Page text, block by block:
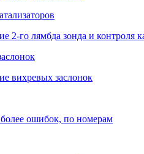
2-го лямбда зонда и контроля
вихревых заслонок
ошибок, по номерам